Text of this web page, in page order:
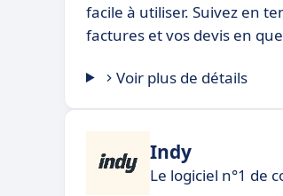
facile à utiliser. Suivez en
factures et vos devis en
Voir plus de détails
Indy
Le logiciel n°1 de